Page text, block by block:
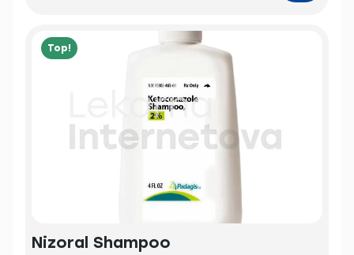
Top!
Nizoral Shampoo